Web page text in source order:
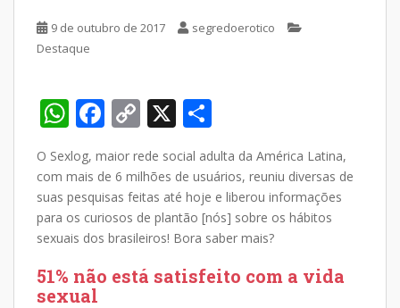
9 de outubro de 2017
segredoerotico
Destaque
W
h
at
s
A
p
p
F
ac
e
b
o
o
k
C
o
p
y
Li
n
k
X
h
ar
e
O Sexlog, maior rede social adulta da América Latina,
com mais de 6 milhões de usuários, reuniu diversas de
suas pesquisas feitas até hoje e liberou informações
para os curiosos de plantão [nós] sobre os hábitos
sexuais dos brasileiros! Bora saber mais?
51% não está satisfeito com a vida
sexual